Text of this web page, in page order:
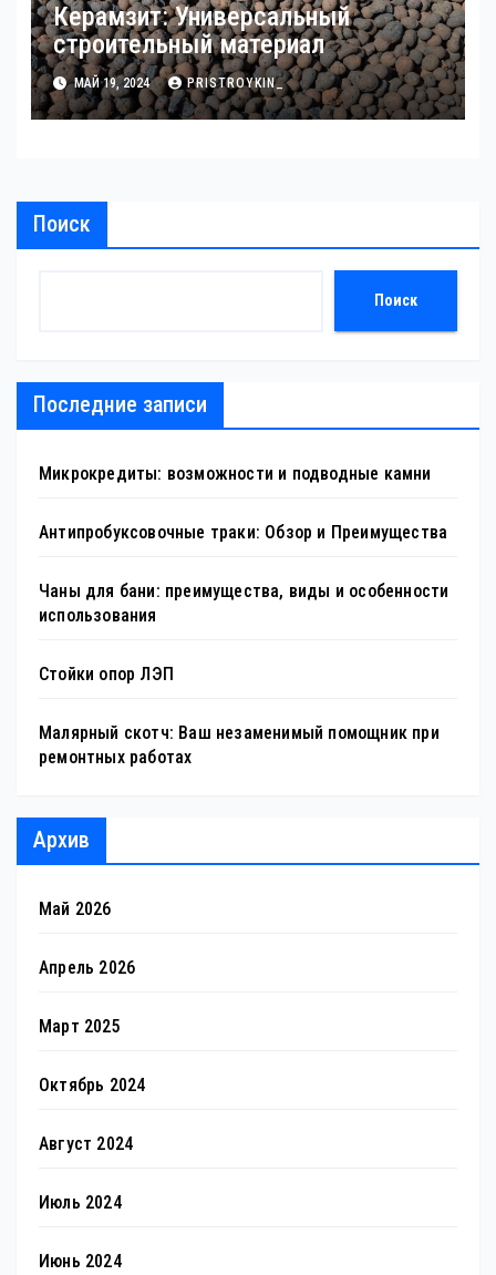
Керамзит: Универсальный
строительный материал
МАЙ 19, 2024 PRISTROYKIN_
Поиск
Поиск
Последние записи
Микрокредиты: возможности и подводные камни
Антипробуксовочные траки: Обзор и Преимущества
Чаны для бани: преимущества, виды и особенности
использования
Стойки опор ЛЭП
Малярный скотч: Ваш незаменимый помощник при
ремонтных работах
Архив
Май 2026
Апрель 2026
Март 2025
Октябрь 2024
Август 2024
Июль 2024
Июнь 2024